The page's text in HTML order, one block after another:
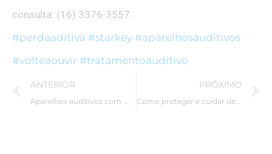
consulta: (16) 3376-3557.
#perdaaditiva #starkey #aparelhosauditivos
#volteaouvir #tratamentoauditivo
ANTERIOR PRÓXIMO
Como proteger e cuidar de seus aparelhos auditivos?